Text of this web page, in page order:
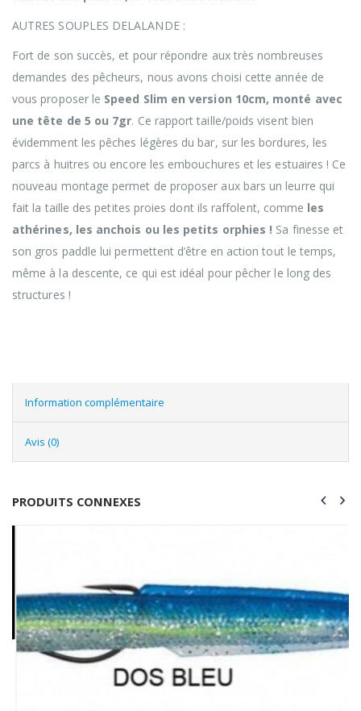
AUTRES SOUPLES DELALANDE :
Fort de son succès, et pour répondre aux très nombreuses
demandes des pêcheurs, nous avons choisi cette année de
vous proposer le Speed Slim en version 10cm, monté avec
une tête de 5 ou 7gr. Ce rapport taille/poids visent bien
évidemment les pêches légères du bar, sur les bordures, les
parcs à huitres ou encore les embouchures et les estuaires ! Ce
nouveau montage permet de proposer aux bars un leurre qui
fait la taille des petites proies dont ils raffolent, comme les
athérines, les anchois ou les petits orphies ! Sa finesse et
son gros paddle lui permettent d’être en action tout le temps,
même à la descente, ce qui est idéal pour pêcher le long des
structures !
Information complémentaire
Avis (0)
PRODUITS CONNEXES